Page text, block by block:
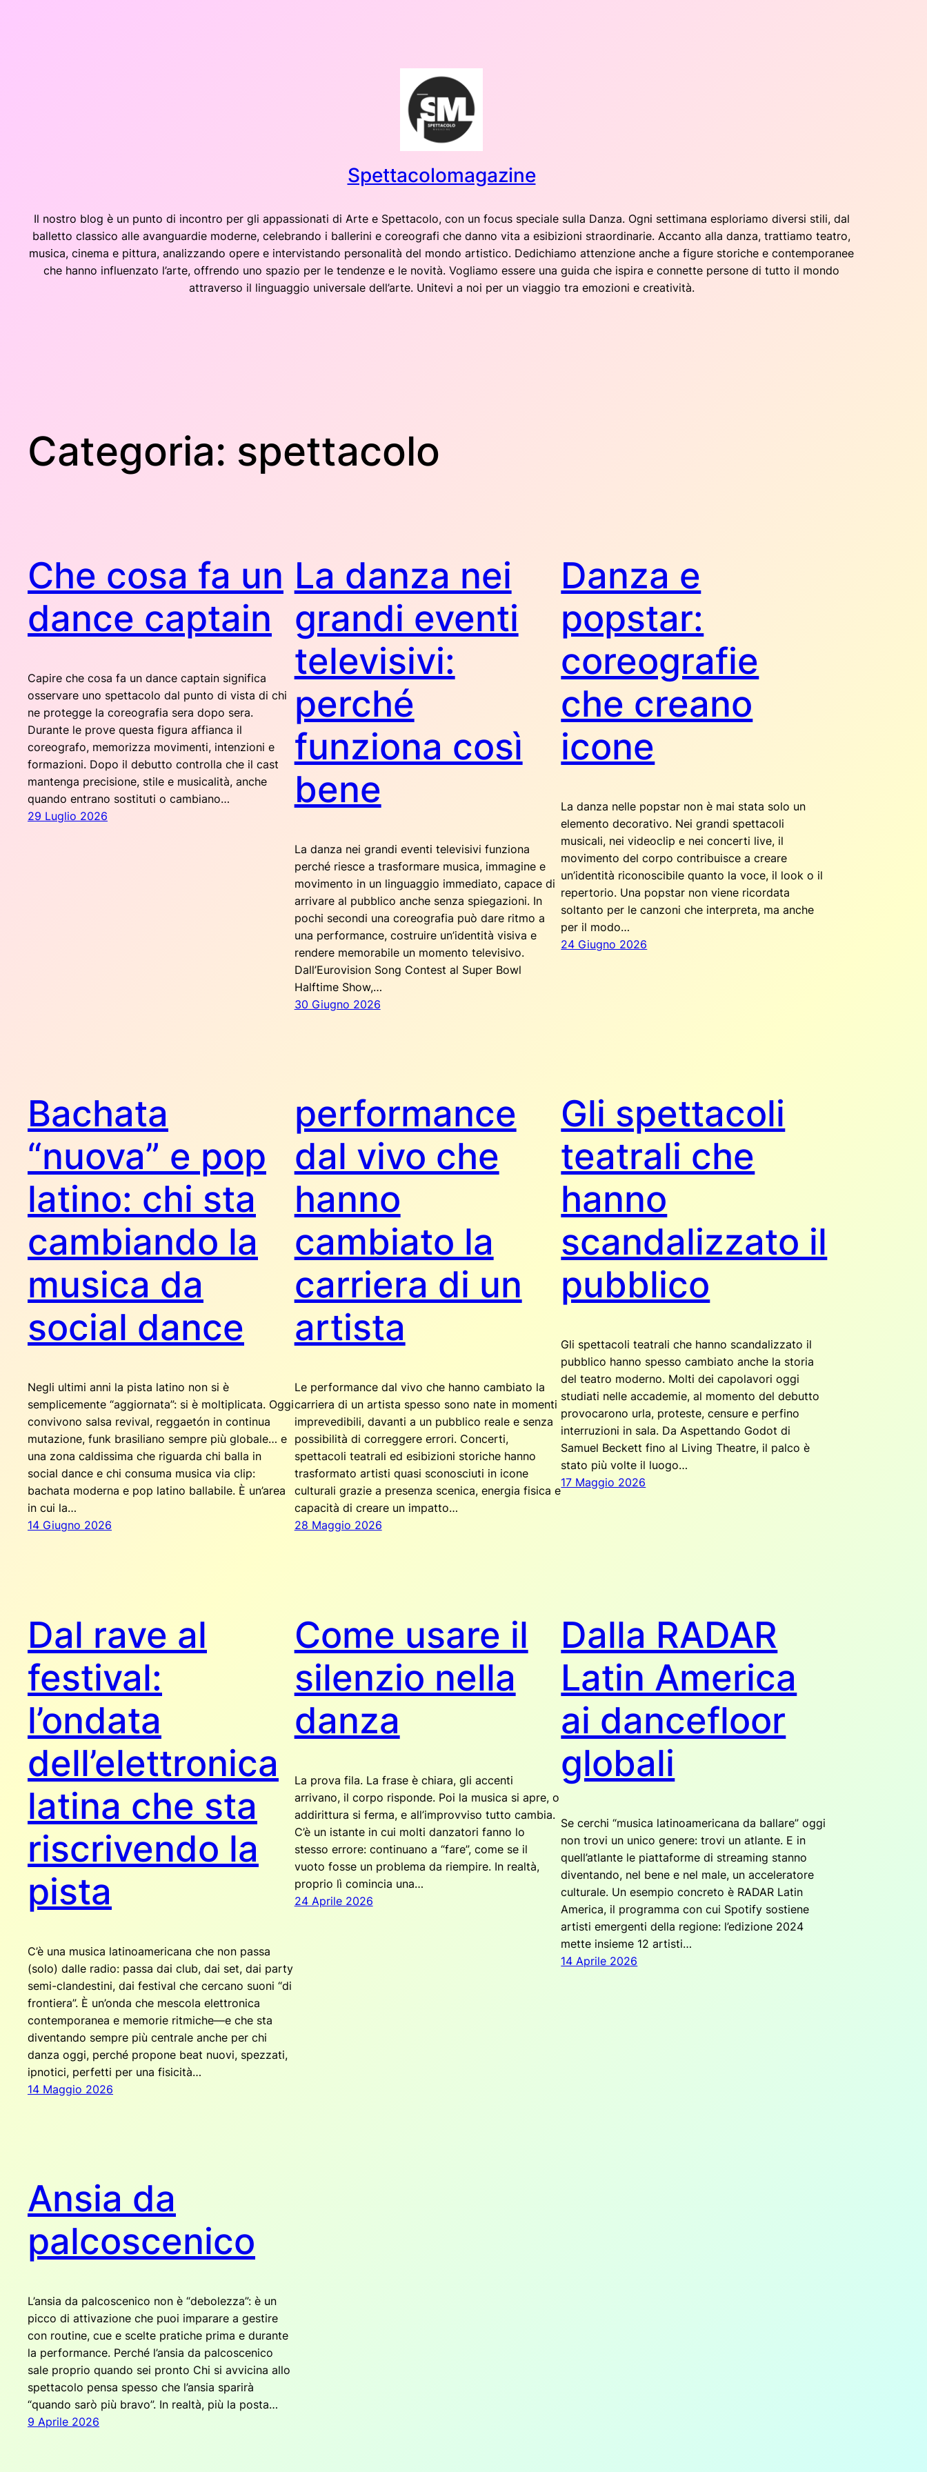
Spettacolomagazine
Il nostro blog è un punto di incontro per gli appassionati di Arte e Spettacolo, con un focus speciale sulla Danza. Ogni settimana esploriamo diversi stili, dal
balletto classico alle avanguardie moderne, celebrando i ballerini e coreografi che danno vita a esibizioni straordinarie. Accanto alla danza, trattiamo teatro,
musica, cinema e pittura, analizzando opere e intervistando personalità del mondo artistico. Dedichiamo attenzione anche a figure storiche e contemporanee
che hanno influenzato l’arte, offrendo uno spazio per le tendenze e le novità. Vogliamo essere una guida che ispira e connette persone di tutto il mondo
attraverso il linguaggio universale dell’arte. Unitevi a noi per un viaggio tra emozioni e creatività.
Categoria: spettacolo
Che cosa fa un
dance captain
Capire che cosa fa un dance captain significa
osservare uno spettacolo dal punto di vista di chi
ne protegge la coreografia sera dopo sera.
Durante le prove questa figura affianca il
coreografo, memorizza movimenti, intenzioni e
formazioni. Dopo il debutto controlla che il cast
mantenga precisione, stile e musicalità, anche
quando entrano sostituti o cambiano…
29 Luglio 2026
La danza nei
grandi eventi
televisivi:
perché
funziona così
bene
La danza nei grandi eventi televisivi funziona
perché riesce a trasformare musica, immagine e
movimento in un linguaggio immediato, capace di
arrivare al pubblico anche senza spiegazioni. In
pochi secondi una coreografia può dare ritmo a
una performance, costruire un’identità visiva e
rendere memorabile un momento televisivo.
Dall’Eurovision Song Contest al Super Bowl
Halftime Show,…
30 Giugno 2026
Danza e
popstar:
coreografie
che creano
icone
La danza nelle popstar non è mai stata solo un
elemento decorativo. Nei grandi spettacoli
musicali, nei videoclip e nei concerti live, il
movimento del corpo contribuisce a creare
un’identità riconoscibile quanto la voce, il look o il
repertorio. Una popstar non viene ricordata
soltanto per le canzoni che interpreta, ma anche
per il modo…
24 Giugno 2026
Bachata
“nuova” e pop
latino: chi sta
cambiando la
musica da
social dance
Negli ultimi anni la pista latino non si è
semplicemente “aggiornata”: si è moltiplicata. Oggi
convivono salsa revival, reggaetón in continua
mutazione, funk brasiliano sempre più globale… e
una zona caldissima che riguarda chi balla in
social dance e chi consuma musica via clip:
bachata moderna e pop latino ballabile. È un’area
in cui la…
14 Giugno 2026
performance
dal vivo che
hanno
cambiato la
carriera di un
artista
Le performance dal vivo che hanno cambiato la
carriera di un artista spesso sono nate in momenti
imprevedibili, davanti a un pubblico reale e senza
possibilità di correggere errori. Concerti,
spettacoli teatrali ed esibizioni storiche hanno
trasformato artisti quasi sconosciuti in icone
culturali grazie a presenza scenica, energia fisica e
capacità di creare un impatto…
28 Maggio 2026
Gli spettacoli
teatrali che
hanno
scandalizzato il
pubblico
Gli spettacoli teatrali che hanno scandalizzato il
pubblico hanno spesso cambiato anche la storia
del teatro moderno. Molti dei capolavori oggi
studiati nelle accademie, al momento del debutto
provocarono urla, proteste, censure e perfino
interruzioni in sala. Da Aspettando Godot di
Samuel Beckett fino al Living Theatre, il palco è
stato più volte il luogo…
17 Maggio 2026
Dal rave al
festival:
l’ondata
dell’elettronica
latina che sta
riscrivendo la
pista
C’è una musica latinoamericana che non passa
(solo) dalle radio: passa dai club, dai set, dai party
semi-clandestini, dai festival che cercano suoni “di
frontiera”. È un’onda che mescola elettronica
contemporanea e memorie ritmiche—e che sta
diventando sempre più centrale anche per chi
danza oggi, perché propone beat nuovi, spezzati,
ipnotici, perfetti per una fisicità…
14 Maggio 2026
Come usare il
silenzio nella
danza
La prova fila. La frase è chiara, gli accenti
arrivano, il corpo risponde. Poi la musica si apre, o
addirittura si ferma, e all’improvviso tutto cambia.
C’è un istante in cui molti danzatori fanno lo
stesso errore: continuano a “fare”, come se il
vuoto fosse un problema da riempire. In realtà,
proprio lì comincia una…
24 Aprile 2026
Dalla RADAR
Latin America
ai dancefloor
globali
Se cerchi “musica latinoamericana da ballare” oggi
non trovi un unico genere: trovi un atlante. E in
quell’atlante le piattaforme di streaming stanno
diventando, nel bene e nel male, un acceleratore
culturale. Un esempio concreto è RADAR Latin
America, il programma con cui Spotify sostiene
artisti emergenti della regione: l’edizione 2024
mette insieme 12 artisti…
14 Aprile 2026
Ansia da
palcoscenico
L’ansia da palcoscenico non è “debolezza”: è un
picco di attivazione che puoi imparare a gestire
con routine, cue e scelte pratiche prima e durante
la performance. Perché l’ansia da palcoscenico
sale proprio quando sei pronto Chi si avvicina allo
spettacolo pensa spesso che l’ansia sparirà
“quando sarò più bravo”. In realtà, più la posta…
9 Aprile 2026